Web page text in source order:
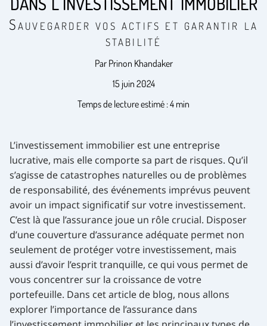
Sauvegarder vos actifs et garantir la
stabilité
Par Prinon Khandaker
15 juin 2024
Temps de lecture estimé : 4 min
L’investissement immobilier est une entreprise
lucrative, mais elle comporte sa part de risques. Qu’il
s’agisse de catastrophes naturelles ou de problèmes
de responsabilité, des événements imprévus peuvent
avoir un impact significatif sur votre investissement.
C’est là que l’assurance joue un rôle crucial. Disposer
d’une couverture d’assurance adéquate permet non
seulement de protéger votre investissement, mais
aussi d’avoir l’esprit tranquille, ce qui vous permet de
vous concentrer sur la croissance de votre
portefeuille. Dans cet article de blog, nous allons
explorer l’importance de l’assurance dans